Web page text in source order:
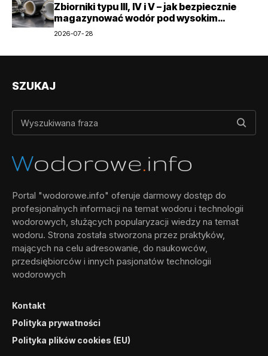
Zbiorniki typu III, IV i V – jak bezpiecznie
magazynować wodór pod wysokim
ciśnieniem?
2026-07-28
SZUKAJ
Portal "wodorowe.info" oferuje darmowy dostęp do
profesjonalnych informacji na temat wodoru i technologii
wodorowych, służących popularyzacji wiedzy na temat
wodoru. Strona została stworzona przez praktyków,
mających na celu adresowanie, do naukowców,
przedsiębiorców i innych pasjonatów technologii
wodorowych
Kontakt
Polityka prywatności
Polityka plików cookies (EU)